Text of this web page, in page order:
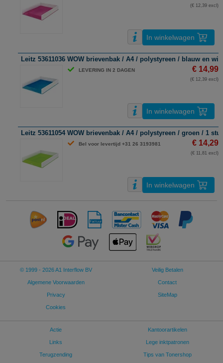
(€ 12,39 excl)
In winkelwagen
Leitz 53611036 WOW brievenbak / A4 / polystyreen / blauw en wit
LEVERING IN 2 DAGEN € 14,99
(€ 12,39 excl)
In winkelwagen
Leitz 53611054 WOW brievenbak / A4 / polystyreen / groen / 1
Bel voor levertijd +31 26 3193981 € 14,29
(€ 11,81 excl)
In winkelwagen
© 1999 - 2026 A1 Interflow BV
Algemene Voorwaarden
Privacy
Cookies
Veilig Betalen
Contact
SiteMap
Actie
Links
Terugzending
Kantoorartikelen
Lege inktpatronen
Tips van Tonershop